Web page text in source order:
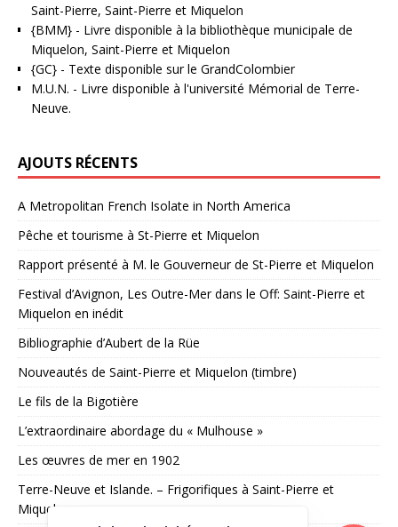
Saint-Pierre, Saint-Pierre et Miquelon
{BMM} - Livre disponible à la bibliothèque municipale de
Miquelon, Saint-Pierre et Miquelon
{GC} - Texte disponible sur le GrandColombier
M.U.N. - Livre disponible à l'université Mémorial de Terre-
Neuve.
AJOUTS RÉCENTS
A Metropolitan French Isolate in North America
Pêche et tourisme à St-Pierre et Miquelon
Rapport présenté à M. le Gouverneur de St-Pierre et Miquelon
Festival d’Avignon, Les Outre-Mer dans le Off: Saint-Pierre et
Miquelon en inédit
Bibliographie d’Aubert de la Rüe
Nouveautés de Saint-Pierre et Miquelon (timbre)
Le fils de la Bigotière
L’extraordinaire abordage du « Mulhouse »
Les œuvres de mer en 1902
Terre-Neuve et Islande. – Frigorifiques à Saint-Pierre et
Miquelon